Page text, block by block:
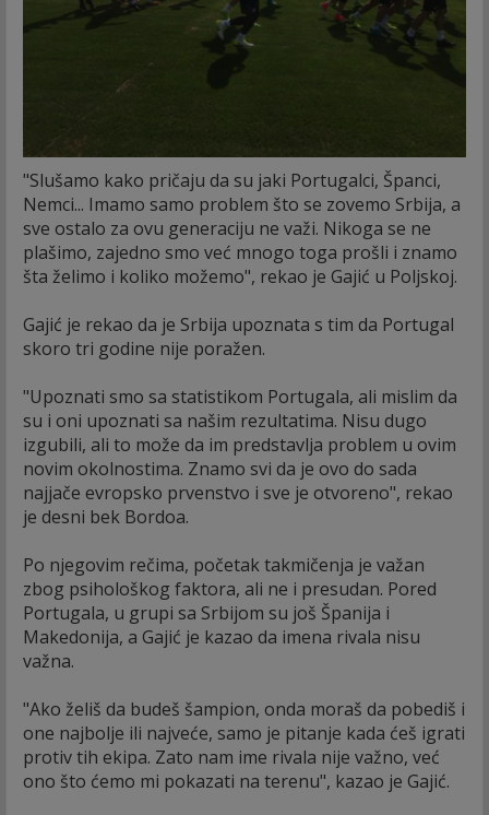
"Slušamo kako pričaju da su jaki Portugalci, Španci,
Nemci... Imamo samo problem što se zovemo Srbija, a
sve ostalo za ovu generaciju ne važi. Nikoga se ne
plašimo, zajedno smo već mnogo toga prošli i znamo
šta želimo i koliko možemo", rekao je Gajić u Poljskoj.
Gajić je rekao da je Srbija upoznata s tim da Portugal
skoro tri godine nije poražen.
"Upoznati smo sa statistikom Portugala, ali mislim da
su i oni upoznati sa našim rezultatima. Nisu dugo
izgubili, ali to može da im predstavlja problem u ovim
novim okolnostima. Znamo svi da je ovo do sada
najjače evropsko prvenstvo i sve je otvoreno", rekao
je desni bek Bordoa.
Po njegovim rečima, početak takmičenja je važan
zbog psihološkog faktora, ali ne i presudan. Pored
Portugala, u grupi sa Srbijom su još Španija i
Makedonija, a Gajić je kazao da imena rivala nisu
važna.
"Ako želiš da budeš šampion, onda moraš da pobediš i
one najbolje ili najveće, samo je pitanje kada ćeš igrati
protiv tih ekipa. Zato nam ime rivala nije važno, već
ono što ćemo mi pokazati na terenu", kazao je Gajić.